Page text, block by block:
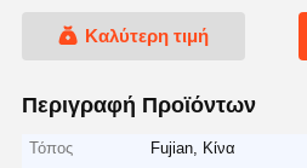
Καλύτερη τιμή
Περιγραφή Προϊόντων
Τόπος
Fujian, Κίνα